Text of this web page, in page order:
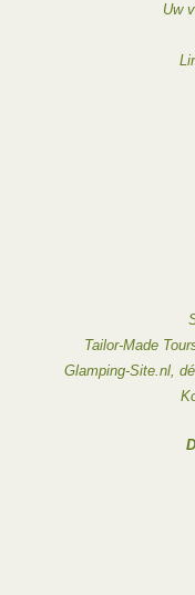
Uw
Tailor-Made
Glamping-Site.nl,